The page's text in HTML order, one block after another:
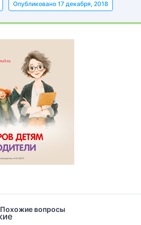
Опубликовано 17 декабря, 2018
Похожие вопросы